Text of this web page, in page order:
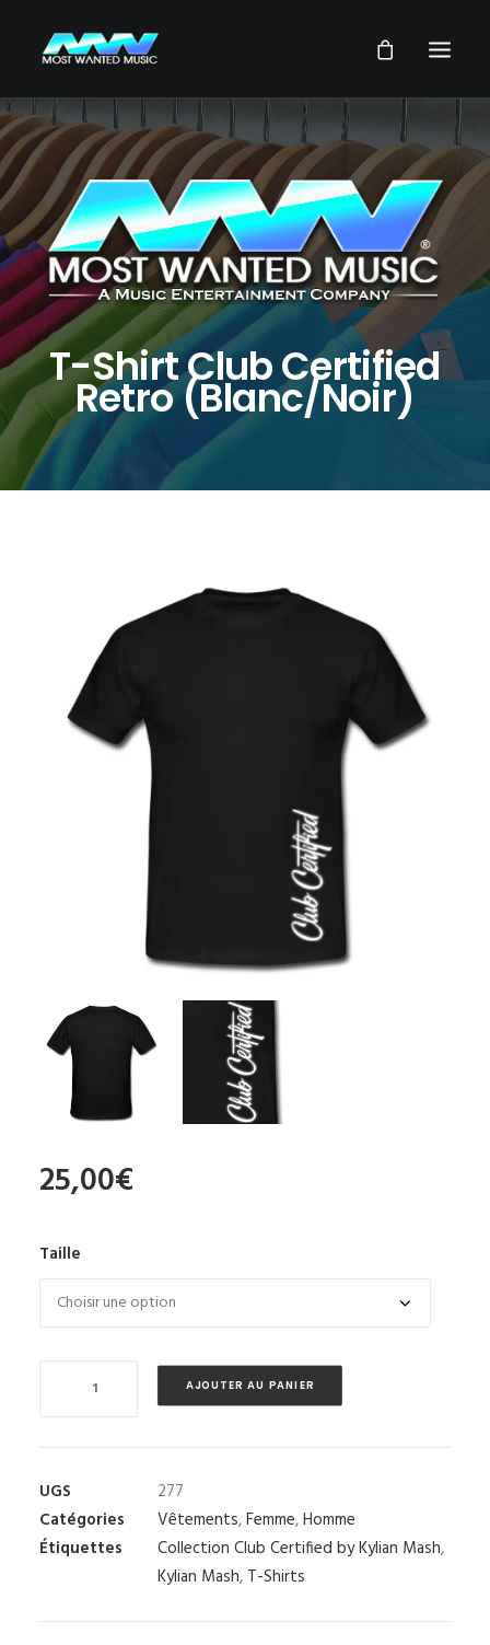
NEWS
ARTISTES
MUSIQUES
VIDEOS
SERVICES
STORE
NOTRE GROUPE
RECHERCHE
T-Shirt Club Certified
Retro (Blanc/Noir)
25,00€
Taille
AJOUTER AU PANIER
UGS
277
Catégories
Vêtements,Femme,Homme
Étiquettes
Collection Club Certified by Kylian Mash,
Kylian Mash, T-Shirts